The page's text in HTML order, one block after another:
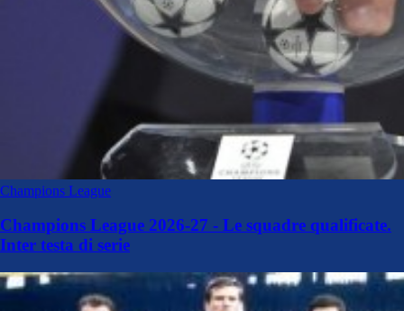
Champions League
Champions League 2026-27 - Le squadre qualificate.
Inter testa di serie